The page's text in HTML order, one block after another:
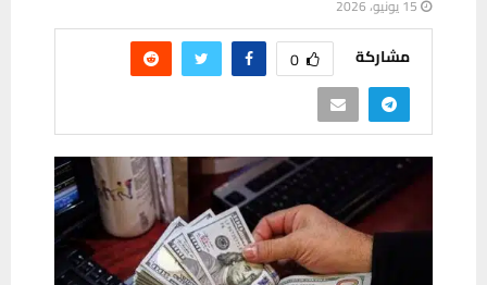
15 يونيو، 2026
مشاركة 0